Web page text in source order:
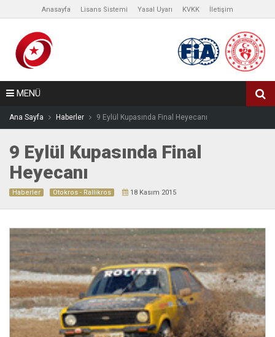
Anasayfa Lisans Sistemi Yasal Uyarı KVKK İletişim
MENÜ
Ana Sayfa Haberler 9 Eylül Kupasında Final Heyecanı
9 Eylül Kupasında Final
Heyecanı
Haberler Otokros - Rallikros 18 Kasım 2015